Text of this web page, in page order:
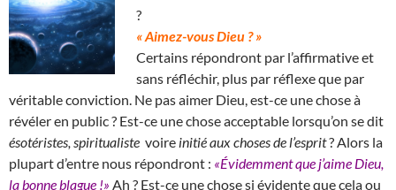
?
« Aimez-vous Dieu ? »
Certains répondront par l’affirmative et
sans réfléchir, plus par réflexe que par
véritable conviction. Ne pas aimer Dieu, est-ce une chose à
révéler en public ? Est-ce une chose acceptable lorsqu’on se dit
ésotéristes, spiritualiste voire initié aux choses de l’esprit? Alors la
plupart d’entre nous répondront : «Évidemment que j’aime Dieu,
la bonne blague !» Ah ? Est-ce une chose si évidente que cela ou